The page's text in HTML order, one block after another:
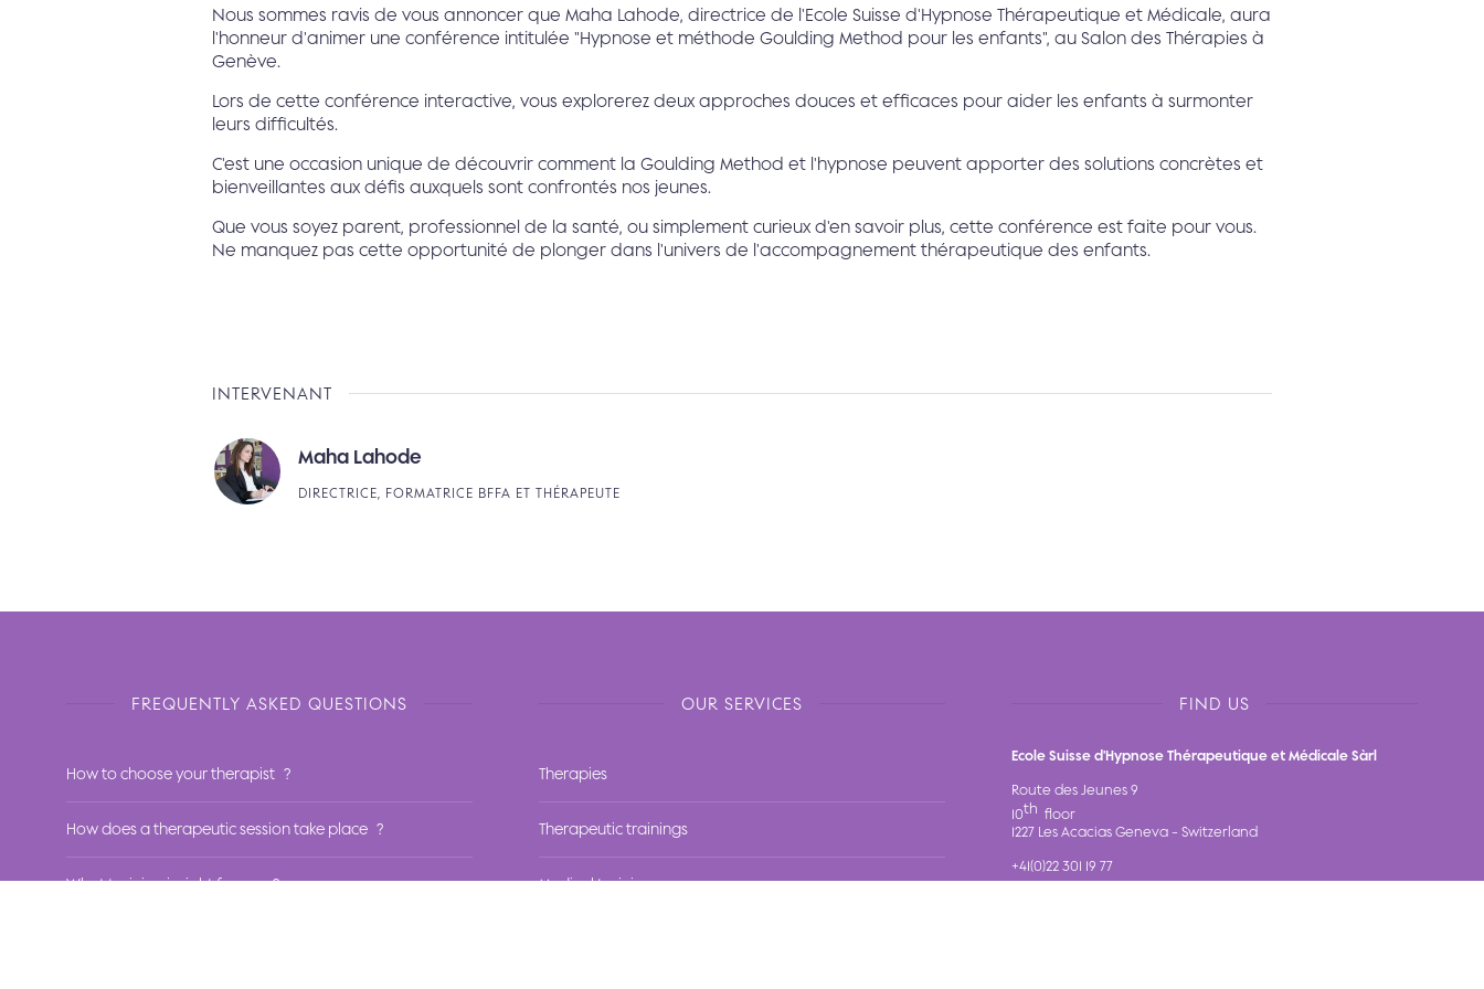
Nous sommes ravis de vous annoncer que Maha Lahode, directrice de l'Ecole Suisse d'Hypnose Thérapeutique et Médicale, aura
l'honneur d'animer une conférence intitulée "Hypnose et méthode Goulding Method pour les enfants", au Salon des Thérapies à
Genève.
Lors de cette conférence interactive, vous explorerez deux approches douces et efficaces pour aider les enfants à surmonter
leurs difficultés.
C'est une occasion unique de découvrir comment la Goulding Method et l'hypnose peuvent apporter des solutions concrètes et
bienveillantes aux défis auxquels sont confrontés nos jeunes.
Que vous soyez parent, professionnel de la santé, ou simplement curieux d'en savoir plus, cette conférence est faite pour vous.
Ne manquez pas cette opportunité de plonger dans l'univers de l'accompagnement thérapeutique des enfants.
INTERVENANT
Maha Lahode
DIRECTRICE, FORMATRICE BFFA ET THÉRAPEUTE
FREQUENTLY ASKED QUESTIONS
How to choose your therapist ?
How does a therapeutic session take place ?
What training is right for me ?
OUR SERVICES
Therapies
Therapeutic trainings
Medical trainings
FIND US
Ecole Suisse d'Hypnose Thérapeutique et Médicale Sàrl
Route des Jeunes 9
10th floor
1227 Les Acacias Geneva - Switzerland
+41(0)22 301 19 77